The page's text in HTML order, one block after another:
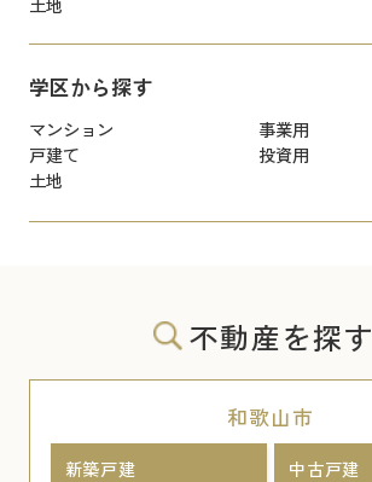
学区から探す
マンション
事業用
戸建て
投資用
土地
不動産を探す
和歌山市
新築戸建 中古戸建